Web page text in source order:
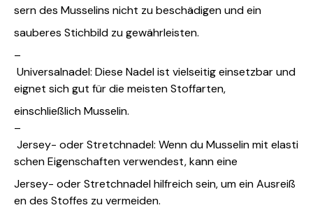
sern des Musselins nicht zu beschädigen und ein
sauberes Stichbild zu gewährleisten.
–
Universalnadel: Diese Nadel ist vielseitig einsetzbar und
eignet sich gut für die meisten Stoffarten,
einschließlich Musselin.
–
Jersey- oder Stretchnadel: Wenn du Musselin mit elasti
schen Eigenschaften verwendest, kann eine
Jersey- oder Stretchnadel hilfreich sein, um ein Ausreiß
en des Stoffes zu vermeiden.